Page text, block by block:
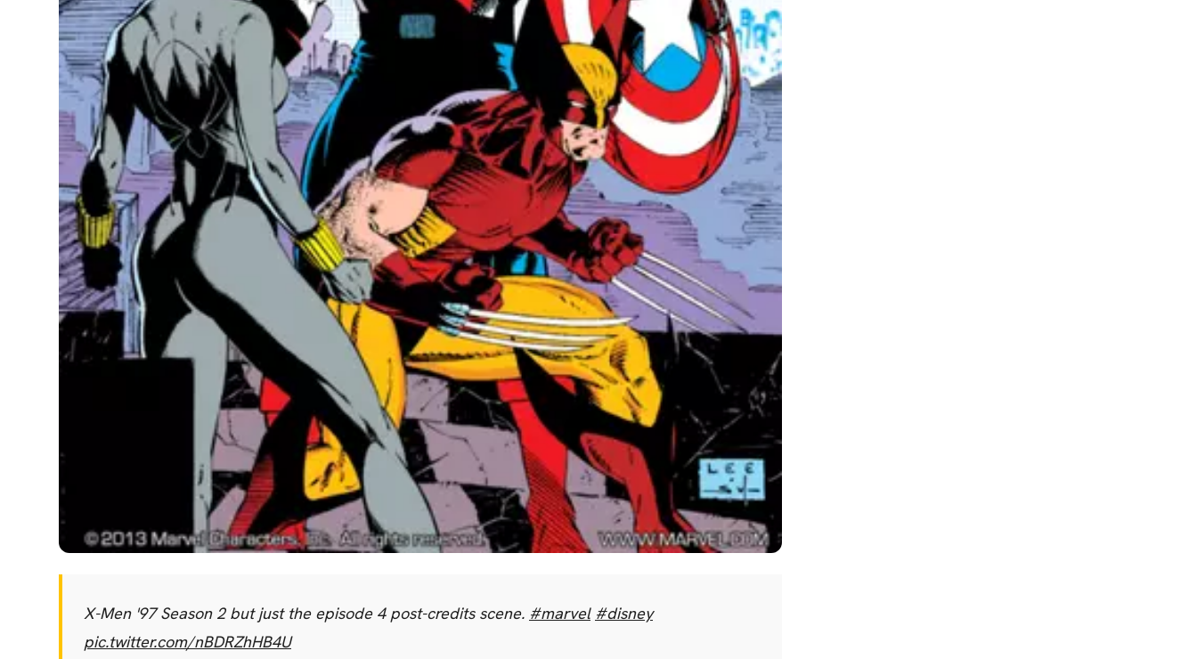
X-Men '97 Season 2 but just the episode 4 post-credits scene. #marvel #disney
pic.twitter.com/nBDRZhHB4U